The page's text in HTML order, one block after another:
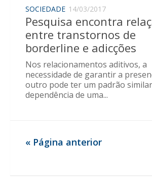
SOCIEDADE 14/03/2017
Pesquisa encontra
entre transtornos de
borderline e adicções
Nos relacionamentos aditivos, a
necessidade de garantir a
outro pode ter um padrão
dependência de uma...
« Página anterior